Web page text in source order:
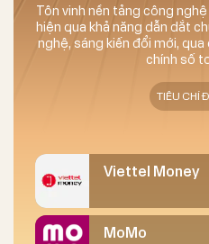
Tôn vinh nền tảng công
hiện qua khả năng dẫn dắt
nghệ, sáng kiến đổi mới,
chính số
TIÊU CHÍ
Viettel Money
MoMo